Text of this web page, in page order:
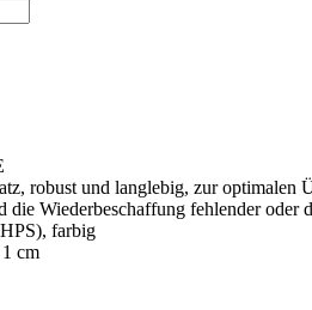
robust und langlebig, zur
die Wiederbeschaffung fehlender oder
farbig
cm